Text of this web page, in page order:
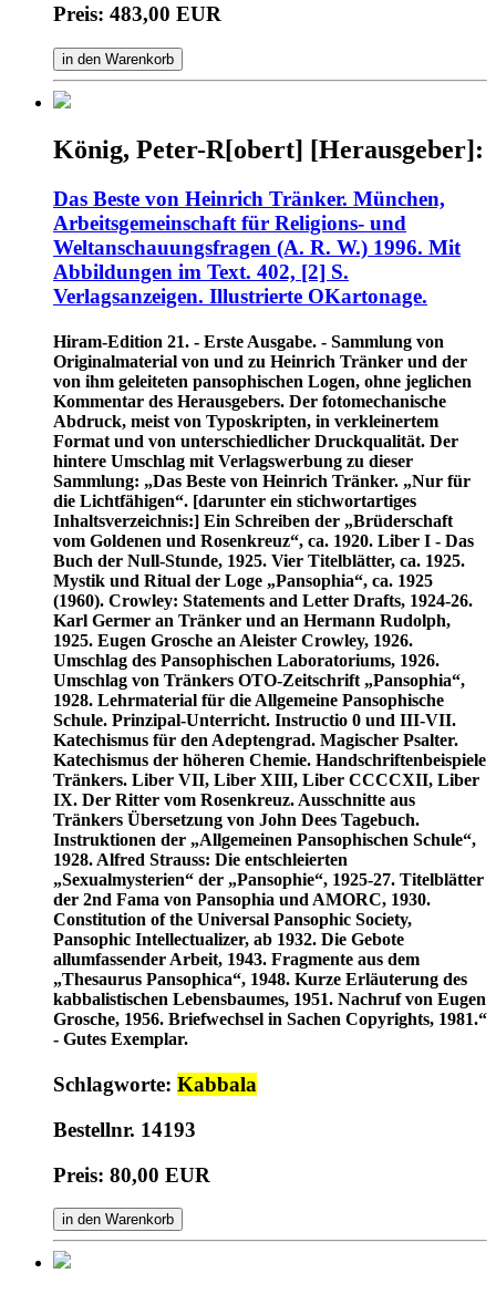
Preis: 483,00 EUR
in den Warenkorb
König, Peter-R[obert] [Herausgeber]:
Das Beste von Heinrich Tränker. München,
Arbeitsgemeinschaft für Religions- und
Weltanschauungsfragen (A. R. W.) 1996. Mit
Abbildungen im Text. 402, [2] S.
Verlagsanzeigen. Illustrierte OKartonage.
Hiram-Edition 21. - Erste Ausgabe. - Sammlung von
Originalmaterial von und zu Heinrich Tränker und der
von ihm geleiteten pansophischen Logen, ohne jeglichen
Kommentar des Herausgebers. Der fotomechanische
Abdruck, meist von Typoskripten, in verkleinertem
Format und von unterschiedlicher Druckqualität. Der
hintere Umschlag mit Verlagswerbung zu dieser
Sammlung: „Das Beste von Heinrich Tränker. „Nur für
die Lichtfähigen“. [darunter ein stichwortartiges
Inhaltsverzeichnis:] Ein Schreiben der „Brüderschaft
vom Goldenen und Rosenkreuz“, ca. 1920. Liber I - Das
Buch der Null-Stunde, 1925. Vier Titelblätter, ca. 1925.
Mystik und Ritual der Loge „Pansophia“, ca. 1925
(1960). Crowley: Statements and Letter Drafts, 1924-26.
Karl Germer an Tränker und an Hermann Rudolph,
1925. Eugen Grosche an Aleister Crowley, 1926.
Umschlag des Pansophischen Laboratoriums, 1926.
Umschlag von Tränkers OTO-Zeitschrift „Pansophia“,
1928. Lehrmaterial für die Allgemeine Pansophische
Schule. Prinzipal-Unterricht. Instructio 0 und III-VII.
Katechismus für den Adeptengrad. Magischer Psalter.
Katechismus der höheren Chemie. Handschriftenbeispiele
Tränkers. Liber VII, Liber XIII, Liber CCCCXII, Liber
IX. Der Ritter vom Rosenkreuz. Ausschnitte aus
Tränkers Übersetzung von John Dees Tagebuch.
Instruktionen der „Allgemeinen Pansophischen Schule“,
1928. Alfred Strauss: Die entschleierten
„Sexualmysterien“ der „Pansophie“, 1925-27. Titelblätter
der 2nd Fama von Pansophia und AMORC, 1930.
Constitution of the Universal Pansophic Society,
Pansophic Intellectualizer, ab 1932. Die Gebote
allumfassender Arbeit, 1943. Fragmente aus dem
„Thesaurus Pansophica“, 1948. Kurze Erläuterung des
kabbalistischen Lebensbaumes, 1951. Nachruf von Eugen
Grosche, 1956. Briefwechsel in Sachen Copyrights, 1981.“
- Gutes Exemplar.
Schlagworte: Kabbala
Bestellnr. 14193
Preis: 80,00 EUR
in den Warenkorb